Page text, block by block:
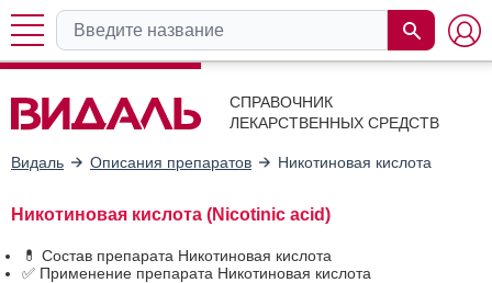
СПРАВОЧНИК
ЛЕКАРСТВЕННЫХ СРЕДСТВ
Видаль Описания препаратов Никотиновая кислота
Никотиновая кислота (Nicotinic acid)
💊 Состав препарата Никотиновая кислота
✅ Применение препарата Никотиновая кислота